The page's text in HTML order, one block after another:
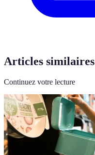
Articles similaires
Continuez votre lecture